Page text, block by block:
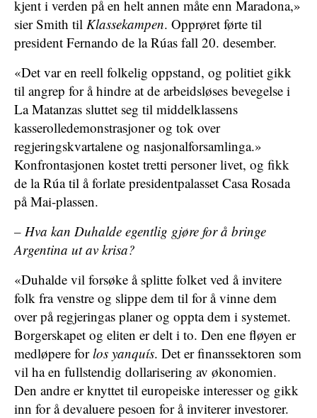
kjent i verden på en helt annen måte enn Maradona,»
sier Smith til Klassekampen. Opprøret førte til
president Fernando de la Rúas fall 20. desember.
«Det var en reell folkelig oppstand, og politiet gikk
til angrep for å hindre at de arbeidsløses bevegelse i
La Matanzas sluttet seg til middelklassens
kasserolledemonstrasjoner og tok over
regjeringskvartalene og nasjonalforsamlinga.»
Konfrontasjonen kostet tretti personer livet, og fikk
de la Rúa til å forlate presidentpalasset Casa Rosada
på Mai-plassen.
– Hva kan Duhalde egentlig gjøre for å bringe
Argentina ut av krisa?
«Duhalde vil forsøke å splitte folket ved å invitere
folk fra venstre og slippe dem til for å vinne dem
over på regjeringas planer og oppta dem i systemet.
Borgerskapet og eliten er delt i to. Den ene fløyen er
medløpere forlos yanquís. Det er finanssektoren som
vil ha en fullstendig dollarisering av økonomien.
Den andre er knyttet til europeiske interesser og gikk
inn for å devaluere pesoen for å inviterer investorer.